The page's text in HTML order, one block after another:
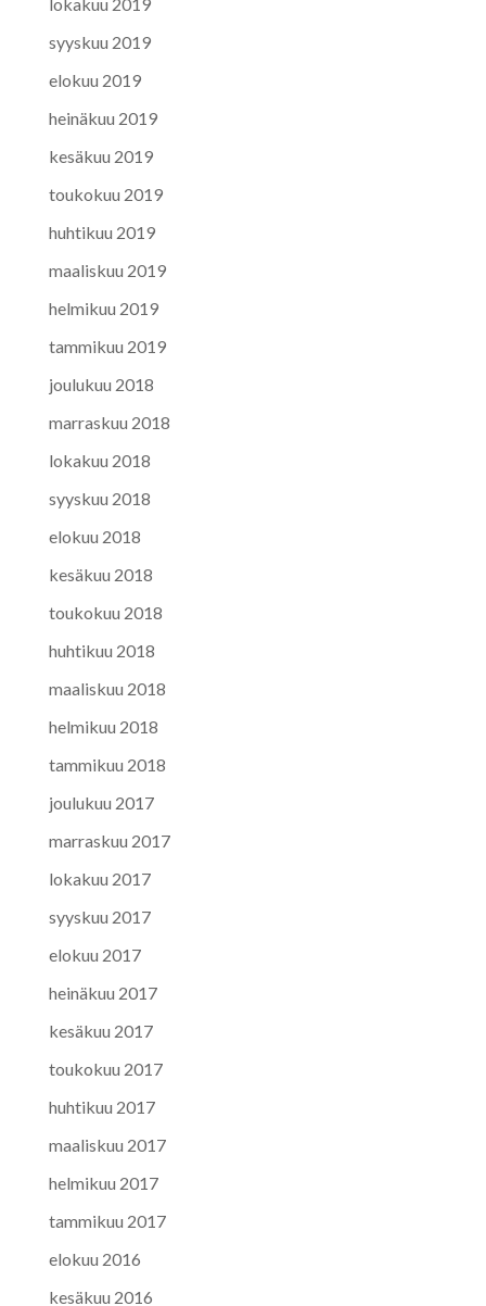
syyskuu 2019
elokuu 2019
heinäkuu 2019
kesäkuu 2019
toukokuu 2019
huhtikuu 2019
maaliskuu 2019
helmikuu 2019
tammikuu 2019
joulukuu 2018
marraskuu 2018
lokakuu 2018
syyskuu 2018
elokuu 2018
kesäkuu 2018
toukokuu 2018
huhtikuu 2018
maaliskuu 2018
helmikuu 2018
tammikuu 2018
joulukuu 2017
marraskuu 2017
lokakuu 2017
syyskuu 2017
elokuu 2017
heinäkuu 2017
kesäkuu 2017
toukokuu 2017
huhtikuu 2017
maaliskuu 2017
helmikuu 2017
tammikuu 2017
elokuu 2016
kesäkuu 2016